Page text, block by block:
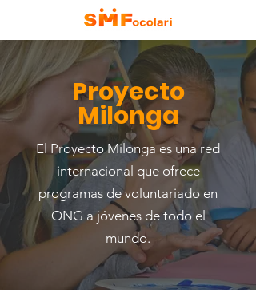
Proyecto
Milonga
El Proyecto Milonga es una red
internacional que ofrece
programas de voluntariado en
ONG a jóvenes de todo el
mundo.